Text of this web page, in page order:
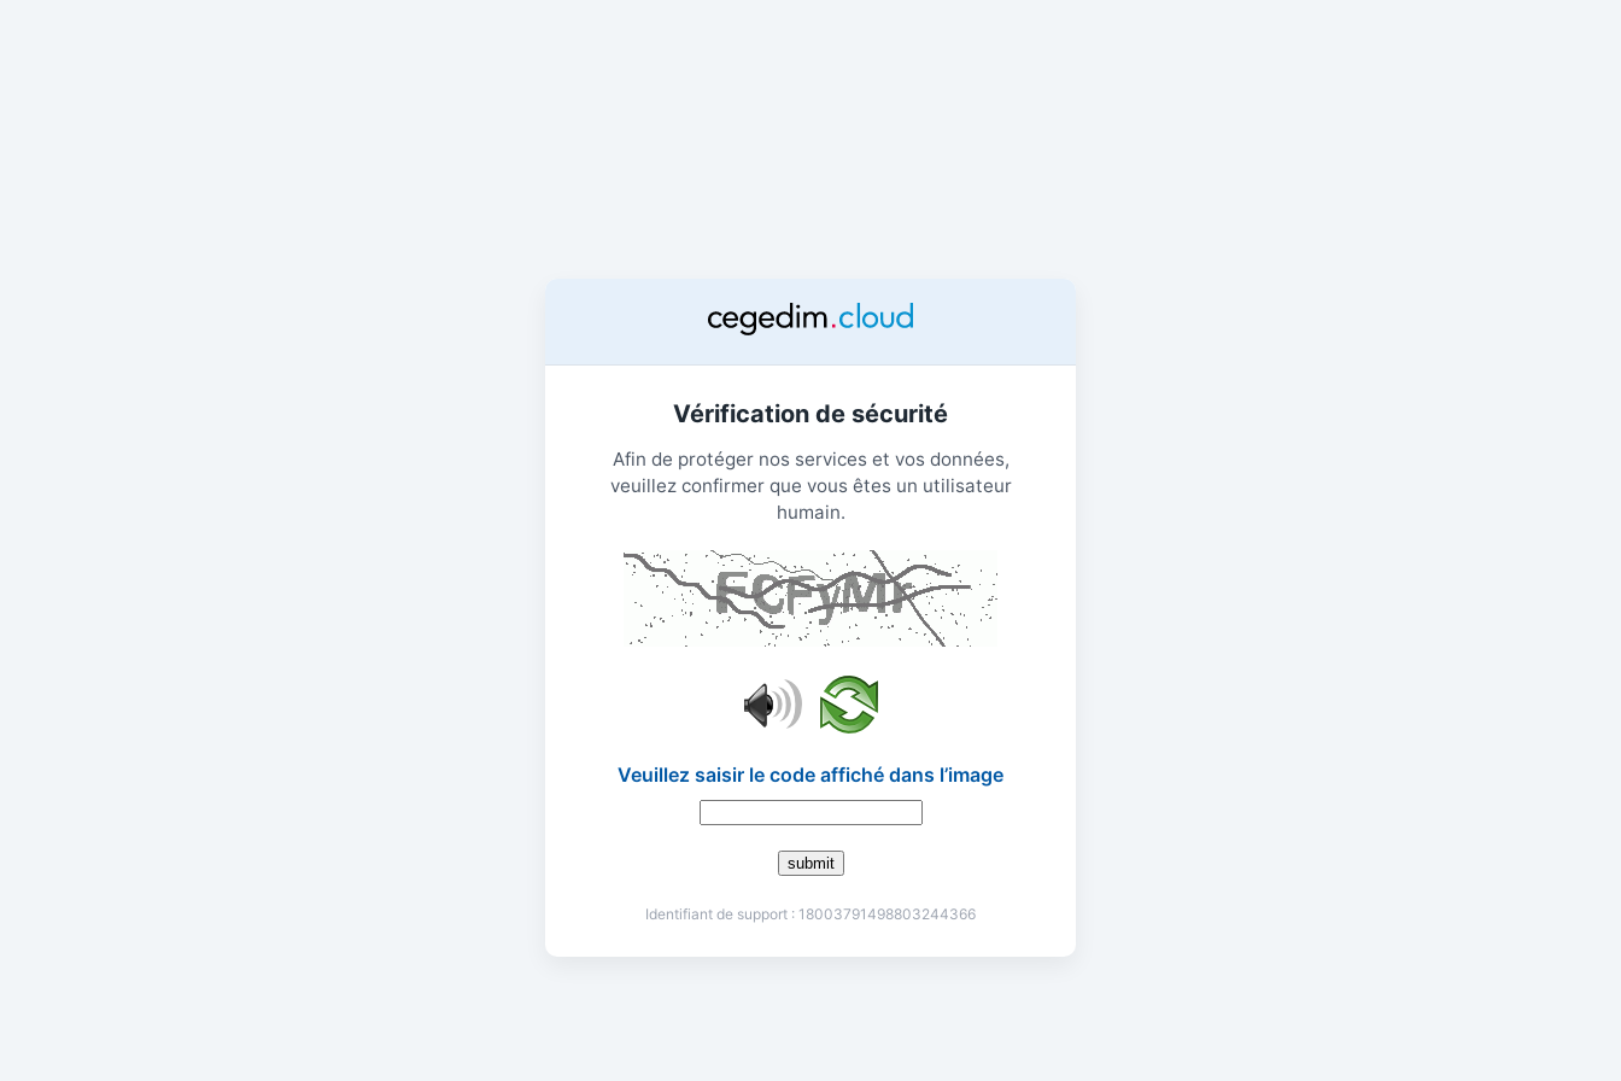
Vérification de sécurité
Afin de protéger nos services et vos données,
veuillez confirmer que vous êtes un utilisateur
humain.
Veuillez saisir le code affiché dans l’image
submit
Identifiant de support : 18003791498803244366